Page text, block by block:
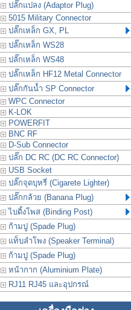
ปลั๊กแปลง (Adaptor Plug)
5015 Military Connector
ปลั๊กเหล็ก GX, PL
ปลั๊กเหล็ก WS28
ปลั๊กเหล็ก WS48
ปลั๊กเหล็ก HF12 Metal Connector
ปลั๊กกันน้ำ SP Connector
WPC Connector
K-LOK
POWERFIT
BNC RF
D-Sub Connector
ปลั๊ก DC RC (DC RC Connector)
USB Socket
ปลั๊กจุดบุหรี่ (Cigarete Lighter)
ปลั๊กกล้วย (Banana Plug)
ไบดิ้งโพส (Binding Post)
ก้ามปู (Spade Plug)
แท็บลำโพง (Speaker Terminal)
ก้ามปู (Spade Plug)
หน้ากาก (Aluminium Plate)
RJ11 RJ45 และอุปกรณ์